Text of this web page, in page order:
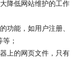
降低网站维护的工作
功能，如用户注册、
；
上的网页文件，只有